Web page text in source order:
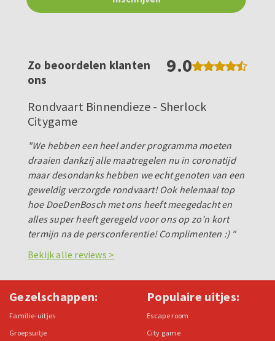
Zo beoordelen klanten
ons
9.0
Rondvaart Binnendieze - Sherlock
Citygame
"We hebben een heel ander programma moeten
draaien dankzij alle maatregelen nu in coronatijd
maar desondanks hebben we echt genoten van een
geweldig verzorgde rondvaart! Ook helemaal top
hoe DoeDenBosch met ons heeft meegedacht en
alles super heeft geregeld voor ons op zo’n kort
termijn na de persconferentie! Complimenten :) "
Bekijk alle reviews >
Gezelschappen:
Familie-uitjes
Groepsuitje
Populaire uitjes:
Escape room
City game